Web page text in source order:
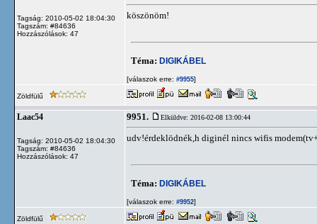
Tagság: 2010-05-02 18:04:30
Tagszám: #84636
Hozzászólások: 47
köszönöm!
Téma: DIGIKÁBEL
[válaszok erre: #9955]
Zöldfülű
Laac54
Tagság: 2010-05-02 18:04:30
Tagszám: #84636
Hozzászólások: 47
9951. Elküldve: 2016-02-08 13:00:44
udv!érdeklödnék,h diginél nincs wifis
Téma: DIGIKÁBEL
[válaszok erre: #9952]
Zöldfülű